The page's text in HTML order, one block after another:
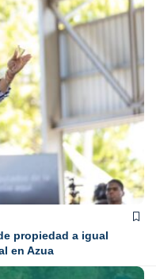
propiedad a igual
en Azua